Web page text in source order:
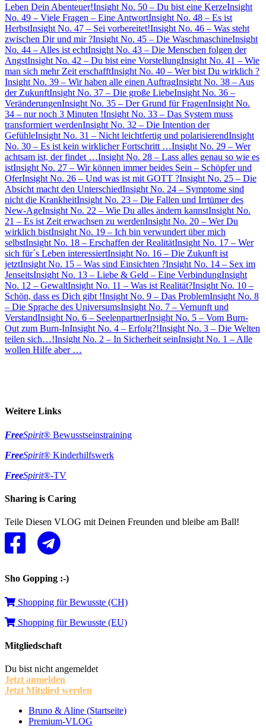
Leben Dein Abenteuer!Insight No. 50 – Du bist eine KerzeInsight
No. 49 – Viele Fragen – Eine AntwortInsight No. 48 – Es ist
HerbstInsight No. 47 – Sei vorbereitet!Insight No. 46 – Was steht
zwischen Dir und mir ?Insight No. 45 – Die WaschmaschineInsight
No. 44 – Alles ist echtInsight No. 43 – Die Menschen folgen der
AngstInsight No. 42 – Du bist eine VorstellungInsight No. 41 – Wie
man sich mehr Zeit erschafftInsight No. 40 – Wer bist Du wirklich ?
Insight No. 39 – Wir haben alle einen AuftragInsight No. 38 – Aus
der ZukunftInsight No. 37 – Die große LiebeInsight No. 36 –
VeränderungenInsight No. 35 – Der Grund für FragenInsight No.
34 – nur noch 3 Minuten !Insight No. 33 – Das System muss
transformiert werdenInsight No. 32 – Die Intention der
GefühleInsight No. 31 – Nicht leichtfertig und polarisierendInsight
No. 30 – Es ist kein wirklicher Fortschritt …Insight No. 29 – Wer
achtsam ist, der findet …Insight No. 28 – Lass alles genau so wie es
istInsight No. 27 – Wir können immer beides Sein – Schöpfer und
OferInsight No. 26 – Und was ist mit GOTT ?Insight No. 25 – Die
Absicht macht den UnterschiedInsight No. 24 – Symptome sind
nicht die KrankheitInsight No. 23 – Die Fallen und Irrtümer des
New-AgeInsight No. 22 – Wie Du alles ändern kannstInsight No.
21 – Es ist Zeit erwachsen zu werdenInsight No. 20 – Wer Du
wirklich bistInsight No. 19 – Ich bin verwundert über mich
selbstInsight No. 18 – Erschaffen der RealitätInsight No. 17 – Wer
sich für´s Leben interessiertInsight No. 16 – Die Zukunft ist
jetztInsight No. 15 – Was sind Einsichten ?Insight No. 14 – Sex im
JenseitsInsight No. 13 – Liebe & Geld – Eine VerbindungInsight
No. 12 – GewaltInsight No. 11 – Was ist Realität?Insight No. 10 –
Schön, dass es Dich gibt !Insight No. 9 – Das ProblemInsight No. 8
– Die Sprache des UniversumsInsight No. 7 – Vernunft und
VerstandInsight No. 6 – SeelenpartnerInsight No. 5 – Vom Burn-
Out zum Burn-InInsight No. 4 – Erfolg?!Insight No. 3 – Die Welten
teilen sich…!Insight No. 2 – In Sicherheit seinInsight No. 1 – Alle
wollen Hilfe aber …
Weitere Links
FreeSpirit® Bewusstseinstraining
FreeSpirit® Kinderhilfswerk
FreeSpirit®-TV
Sharing is Caring
Teile Diesen VLOG mit Deinen Freunden und bleibe am Ball!
Sho Gopping :-)
Shopping für Bewusste (CH)
Shopping für Bewusste (EU)
Mitgliedschaft
Du bist nicht angemeldet
Jetzt anmelden
Jetzt Mitglied werden
Bruno & Aline (Startseite)
Premium-VLOG